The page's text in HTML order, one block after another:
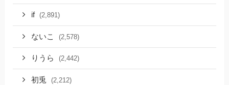
if (2,891)
ないこ (2,578)
りうら (2,442)
初兎 (2,212)